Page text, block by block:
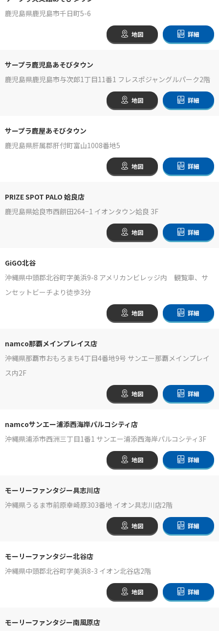
鹿児島県鹿児島市千日町5-6
地図 詳細
サープラ鹿児島あそびタウン
鹿児島県鹿児島市与次郎1丁目11番1 フレスポジャングルパーク2階
地図 詳細
サープラ鹿屋あそびタウン
鹿児島県肝属郡肝付町富山1008番地5
地図 詳細
PRIZE SPOT PALO 姶良店
鹿児島県姶良市西餠田264−1 イオンタウン姶良 3F
地図 詳細
GiGO北谷
沖縄県中頭郡北谷町字美浜9-8 アメリカンビレッジ内 観覧車、サ
ンセットビーチより徒歩3分
地図 詳細
namco那覇メインプレイス店
沖縄県那覇市おもろまち4丁目4番地9号 サンエー那覇メインプレイ
ス内2F
地図 詳細
namcoサンエー浦添西海岸パルコシティ店
沖縄県浦添市西洲三丁目1番1 サンエー浦添西海岸パルコシティ3F
地図 詳細
モーリーファンタジー具志川店
沖縄県うるま市前原幸崎原303番地 イオン具志川店2階
地図 詳細
モーリーファンタジー北谷店
沖縄県中頭郡北谷町字美浜8-3 イオン北谷店2階
地図 詳細
モーリーファンタジー南風原店